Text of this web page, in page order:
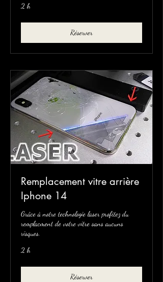
2 h
Réserver
Remplacement vitre arrière
Iphone 14
Grâce à notre technologie laser profitez du
remplacment de votre vitre sans aucuns
risques.
2 h
Réserver